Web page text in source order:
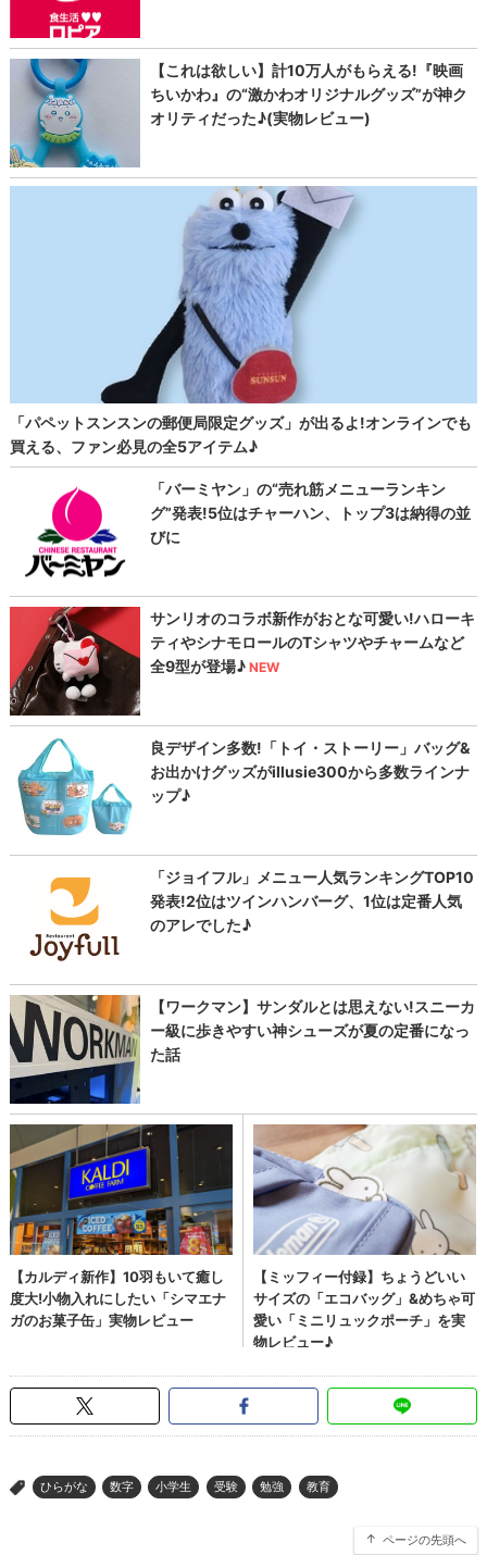
> ひらがな 数字 小学生 受験 勉強 教育
ページの先頭へ